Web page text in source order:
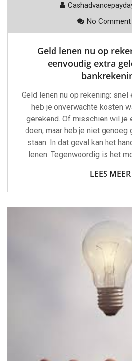
No Comment
Geld lenen nu op
eenvoudig extra
Geld lenen nu op rekening: snel
heb je onverwachte kosten
gerekend. Of misschien wil je
doen, maar heb je niet genoeg
staan. In dat geval kan het
lenen. Tegenwoordig is het
LEES MEER